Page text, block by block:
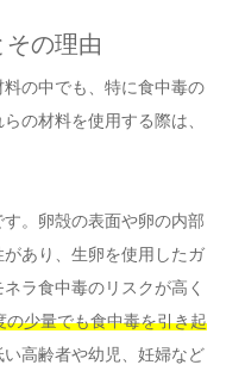
その理由
の中でも、特に食中毒の
の材料を使用する際は、
す。卵殻の表面や卵の内部
あり、生卵を使用したガ
ラ食中毒のリスクが高く
少量でも食中毒を引き起
高齢者や幼児、妊婦など